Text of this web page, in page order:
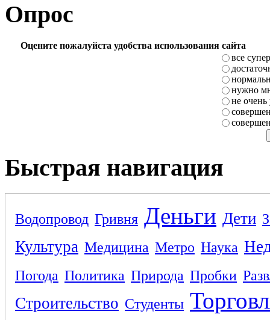
Опрос
Оцените пожалуйста удобства использования сайта
все супер
нужно
не очень
Быстрая навигация
Водопровод Гривня Деньги Дети
Культура Медицина Метро Наука
Погода Политика Природа Пробки
Строительство Студенты